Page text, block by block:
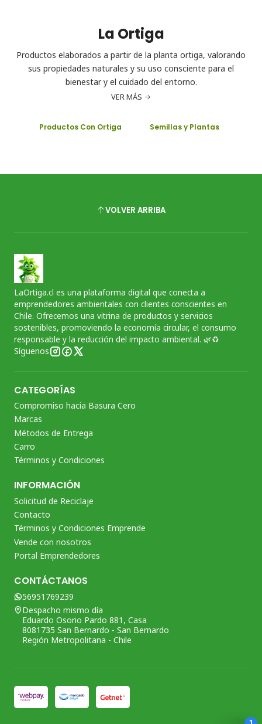
La Ortiga
Productos elaborados a partir de la planta ortiga, valorando
sus propiedades naturales y su uso consciente para el
bienestar y el cuidado del entorno.
VER MÁS
Productos Con Ortiga Semillas y Plantas
VOLVER ARRIBA
LaOrtiga.cl es una plataforma digital que conecta a
emprendedores ambientales con clientes conscientes en
Chile. Ofrecemos una vitrina de productos y servicios
sostenibles, promoviendo la economía circular, el consumo
responsable y la reducción del impacto ambiental. 🌿♻️
Síguenos
CATEGORÍAS
Compromiso hacia Basura Cero
Marcas
Métodos de Entrega
Carro
Términos y Condiciones
INFORMACIÓN
Solicitud de Reciclaje
Contacto
Términos y Condiciones Emprende
Vende con nosotros
Portal Emprendedores
CONTÁCTANOS
56951769239
Despacho mismo día
Eduardo Osorio Pardo 881, Casa
8081735 San Bernardo - San Bernardo
Región Metropolitana - Chile